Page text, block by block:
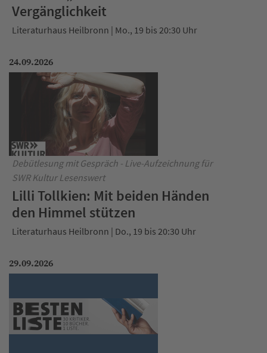
Vergänglichkeit
Literaturhaus Heilbronn | Mo., 19 bis 20:30 Uhr
24.09.2026
Debütlesung mit Gespräch - Live-Aufzeichnung für
SWR Kultur Lesenswert
Lilli Tollkien: Mit beiden Händen
den Himmel stützen
Literaturhaus Heilbronn | Do., 19 bis 20:30 Uhr
29.09.2026